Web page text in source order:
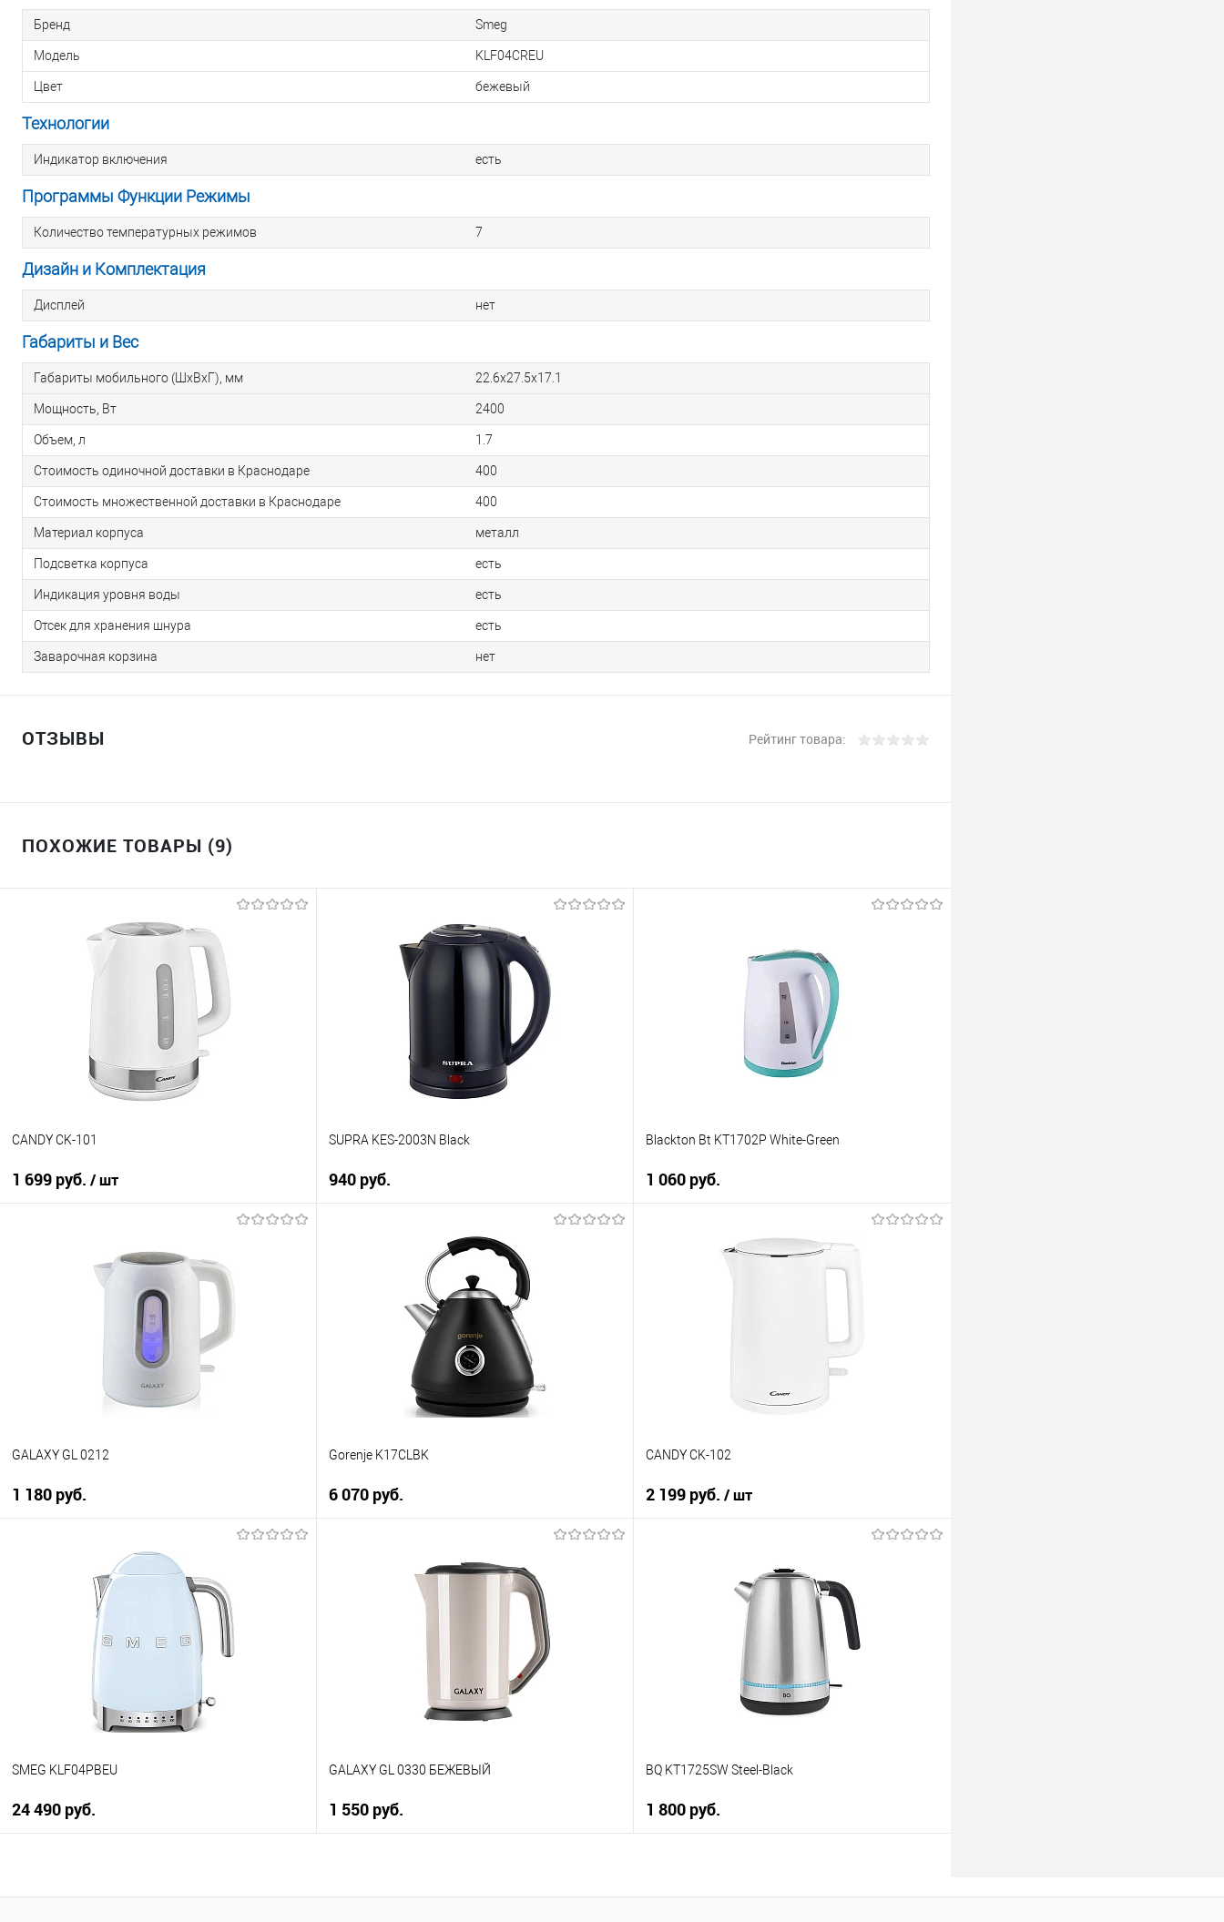
Бренд Smeg
Модель KLF04CREU
Цвет бежевый
Технологии
Индикатор включения есть
Программы Функции Режимы
Количество температурных режимов 7
Дизайн и Комплектация
Дисплей нет
Габариты и Вес
Габариты мобильного (ШхВхГ), мм 22.6x27.5x17.1
Мощность, Вт 2400
Объем, л 1.7
Стоимость одиночной доставки в Краснодаре 400
Стоимость множественной доставки в Краснодаре 400
Материал корпуса металл
Подсветка корпуса есть
Индикация уровня воды есть
Отсек для хранения шнура есть
Заварочная корзина нет
ОТЗЫВЫ Рейтинг товара:
ПОХОЖИЕ ТОВАРЫ (9)
CANDY CK-101
1 699 руб. / шт
Купить в 1 клик
SUPRA KES-2003N Black
940 руб.
Купить в 1 клик
Blackton Bt KT1702P White-Green
1 060 руб.
GALAXY GL 0212
1 180 руб.
Купить в 1 клик
К сравнению
В избранное
Gorenje K17CLBK
6 070 руб.
Купить в 1 клик
CANDY CK-102
2 199 руб. / шт
Купить в 1 клик
SMEG KLF04PBEU
24 490 руб.
GALAXY GL 0330 БЕЖЕВЫЙ
1 550 руб.
BQ KT1725SW Steel-Black
1 800 руб.